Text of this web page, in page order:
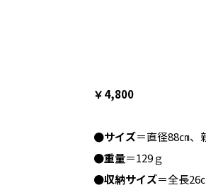
￥4,800
●サイズ＝直径88㎝、
●重量＝129ｇ
●収納サイズ＝全長26